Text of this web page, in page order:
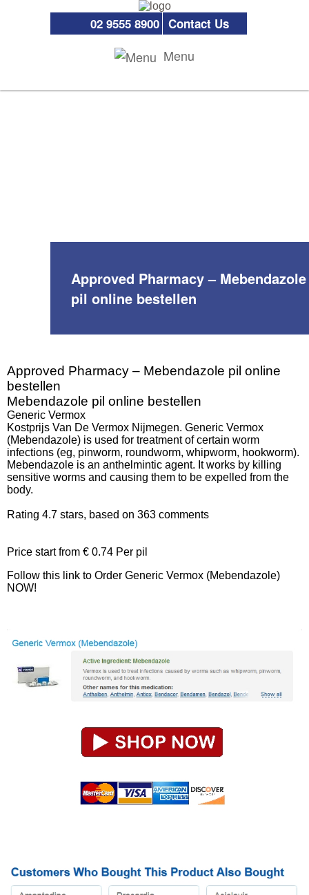
02 9555 8900 Contact Us
Menu
Approved Pharmacy – Mebendazole
pil online bestellen
Approved Pharmacy – Mebendazole pil online
bestellen
Mebendazole pil online bestellen
Generic Vermox
Kostprijs Van De Vermox Nijmegen. Generic Vermox
(Mebendazole) is used for treatment of certain worm
infections (eg, pinworm, roundworm, whipworm, hookworm).
Mebendazole is an anthelmintic agent. It works by killing
sensitive worms and causing them to be expelled from the
body.
Rating 4.7 stars, based on 363 comments
Price start from € 0.74 Per pil
Follow this link to Order Generic Vermox (Mebendazole)
NOW!